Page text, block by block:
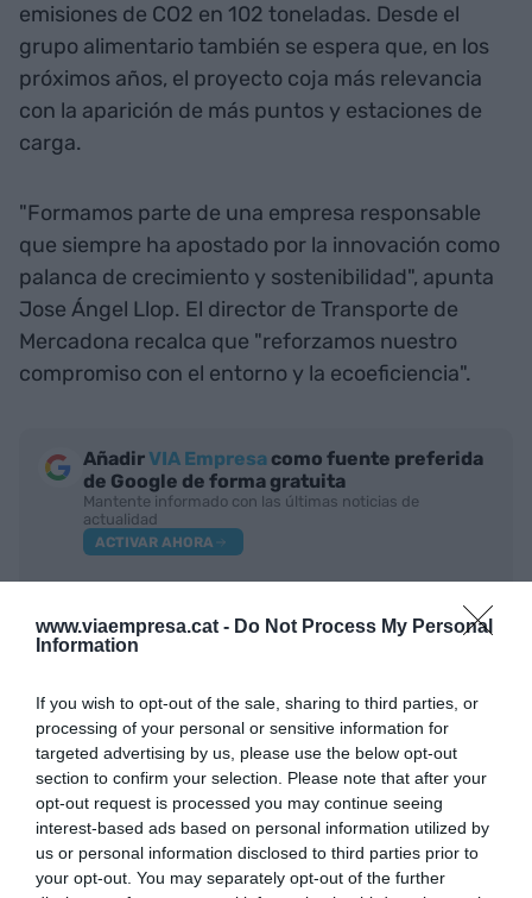
www.viaempresa.cat - Do Not Process My Personal
Information
If you wish to opt-out of the sale, sharing to third parties, or
processing of your personal or sensitive information for
targeted advertising by us, please use the below opt-out
section to confirm your selection. Please note that after your
opt-out request is processed you may continue seeing
interest-based ads based on personal information utilized by
us or personal information disclosed to third parties prior to
your opt-out. You may separately opt-out of the further
emisiones de CO2 en 102 toneladas. Desde el
grupo alimentario también se espera que, en los
próximos años, el proyecto coja más relevancia
con la aparición de más puntos y estaciones de
carga.
"Formamos parte de una empresa responsable
que siempre ha apostado por la innovación como
palanca de crecimiento y sostenibilidad", apunta
Jose Ángel Llop. El director de Transporte de
Mercadona recalca que "reforzamos nuestro
compromiso con el entorno y la ecoeficiencia".
AñadirVIA Empresa como fuente preferida
de Google de forma gratuita
Mantente informado con las últimas noticias de
actualidad
ACTIVAR AHORA
RELACIONADAS